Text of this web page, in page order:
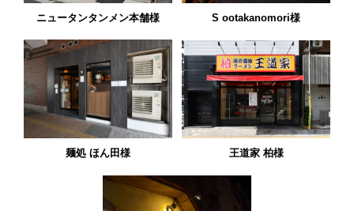
ニュータンタンメン本舗様 S ootakanomori様
麺処 ほん田様 王道家 柏様